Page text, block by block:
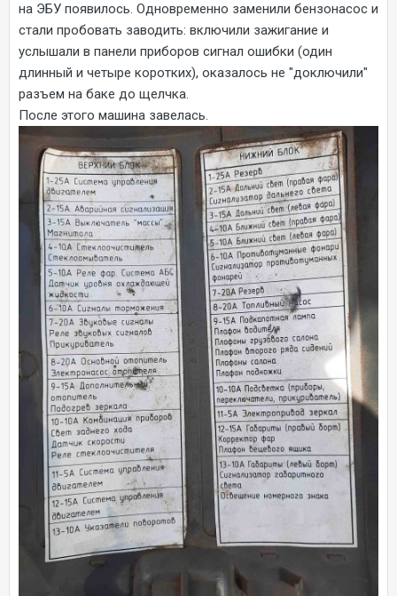
на ЭБУ появилось. Одновременно заменили бензонасос и
стали пробовать заводить: включили зажигание и
услышали в панели приборов сигнал ошибки (один
длинный и четыре коротких), оказалось не "доключили"
разъем на баке до щелчка.
После этого машина завелась.